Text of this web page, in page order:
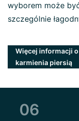
wyborem może
szczególnie
Więcej informacji
karmienia piersią
06